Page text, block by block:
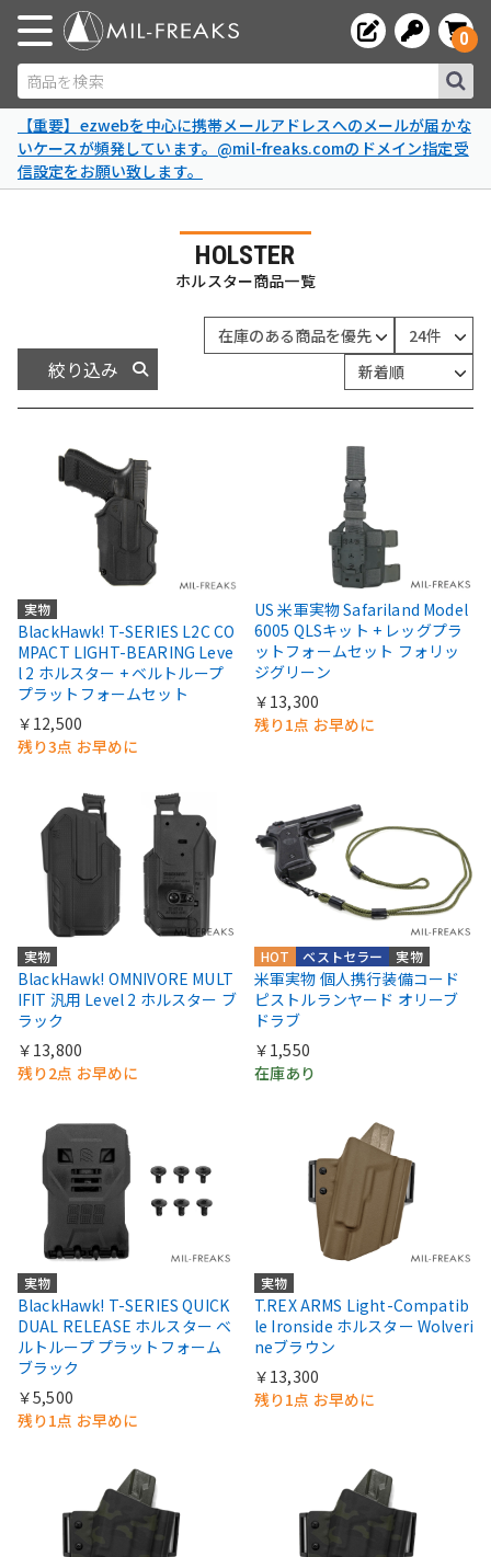
商品を検索
0
【重要】ezwebを中心に携帯メールアドレスへのメールが届かな
いケースが頻発しています。@mil-freaks.comのドメイン指定受
信設定をお願い致します。
HOLSTER
ホルスター商品一覧
絞り込み
実物
BlackHawk! T-SERIES L2C CO
MPACT LIGHT-BEARING Leve
l 2 ホルスター + ベルトループ
プラットフォームセット
￥12,500
残り3点 お早めに
US 米軍実物 Safariland Model
6005 QLSキット + レッグプラ
ットフォームセット フォリッ
ジグリーン
￥13,300
残り1点 お早めに
実物
BlackHawk! OMNIVORE MULT
IFIT 汎用 Level 2 ホルスター ブ
ラック
￥13,800
残り2点 お早めに
HOT 実物
ベストセラー
米軍実物 個人携行装備コード
ピストルランヤード オリーブ
ドラブ
￥1,550
在庫あり
実物
BlackHawk! T-SERIES QUICK
DUAL RELEASE ホルスター ベ
ルトループ プラットフォーム
ブラック
￥5,500
残り1点 お早めに
実物
T.REX ARMS Light-Compatib
le Ironside ホルスター Wolveri
neブラウン
￥13,300
残り1点 お早めに